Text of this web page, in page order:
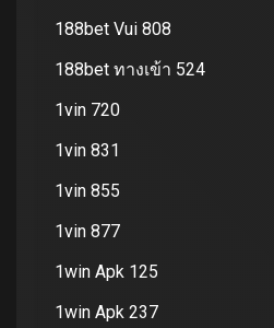
188bet Vui 808
188bet ทางเข้า 524
1vin 720
1vin 831
1vin 855
1vin 877
1win Apk 125
1win Apk 237